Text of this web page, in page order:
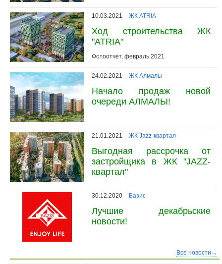
10.03.2021 ЖК ATRIA
Ход строительства ЖК
"ATRIA"
Фотоотчет, февраль 2021
24.02.2021 ЖК Алмалы
Начало продаж новой
очереди АЛМАЛЫ!
21.01.2021 ЖК Jazz-квартал
Выгодная рассрочка от
застройщика в ЖК "JAZZ-
квартал"
30.12.2020 Базис
Лучшие декабрьские
новости!
Все новости→